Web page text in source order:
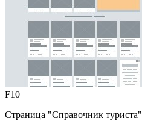
F10
Страница "Справочник туриста"